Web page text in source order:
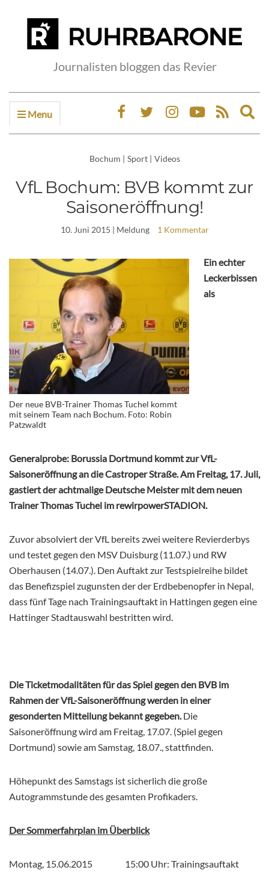
Journalisten bloggen das Revier
Menu
Bochum | Sport | Videos
VfL Bochum: BVB kommt zur
Saisoneröffnung!
10. Juni 2015 | Meldung 1 Kommentar
Der neue BVB-Trainer Thomas Tuchel kommt
mit seinem Team nach Bochum. Foto: Robin
Patzwaldt
Ein echter
Leckerbissen
als
Generalprobe: Borussia Dortmund kommt zur VfL-
Saisoneröffnung an die Castroper Straße. Am Freitag, 17. Juli,
gastiert der achtmalige Deutsche Meister mit dem neuen
Trainer Thomas Tuchel im rewirpowerSTADION.
Zuvor absolviert der VfL bereits zwei weitere Revierderbys
und testet gegen den MSV Duisburg (11.07.) und RW
Oberhausen (14.07.). Den Auftakt zur Testspielreihe bildet
das Benefizspiel zugunsten der der Erdbebenopfer in Nepal,
dass fünf Tage nach Trainingsauftakt in Hattingen gegen eine
Hattinger Stadtauswahl bestritten wird.
Die Ticketmodalitäten für das Spiel gegen den BVB im
Rahmen der VfL-Saisoneröffnung werden in einer
gesonderten Mitteilung bekannt gegeben.Die
Saisoneröffnung wird am Freitag, 17.07. (Spiel gegen
Dortmund) sowie am Samstag, 18.07., stattfinden.
Höhepunkt des Samstags ist sicherlich die große
Autogrammstunde des gesamten Profikaders.
Der Sommerfahrplan im Überblick
Montag, 15.06.2015 15:00 Uhr: Trainingsauftakt